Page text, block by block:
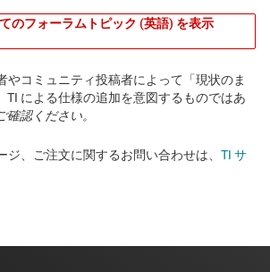
のフォーラムトピック (英語) を表示
やコミュニティ投稿者によって「現状のま
TI による仕様の追加を意図するものではあ
確認ください。
ジ、ご注文に関するお問い合わせは、 TI サ